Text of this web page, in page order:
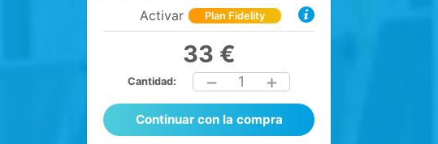
Activar Plan Fidelity
33 €
Cantidad: 1
Continuar con la compra